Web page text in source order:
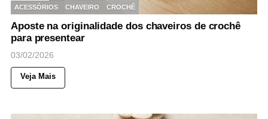
ACESSÓRIOS
CHAVEIRO CROCHÊ
Aposte na originalidade dos chaveiros de crochê
para presentear
03/02/2026
Veja Mais